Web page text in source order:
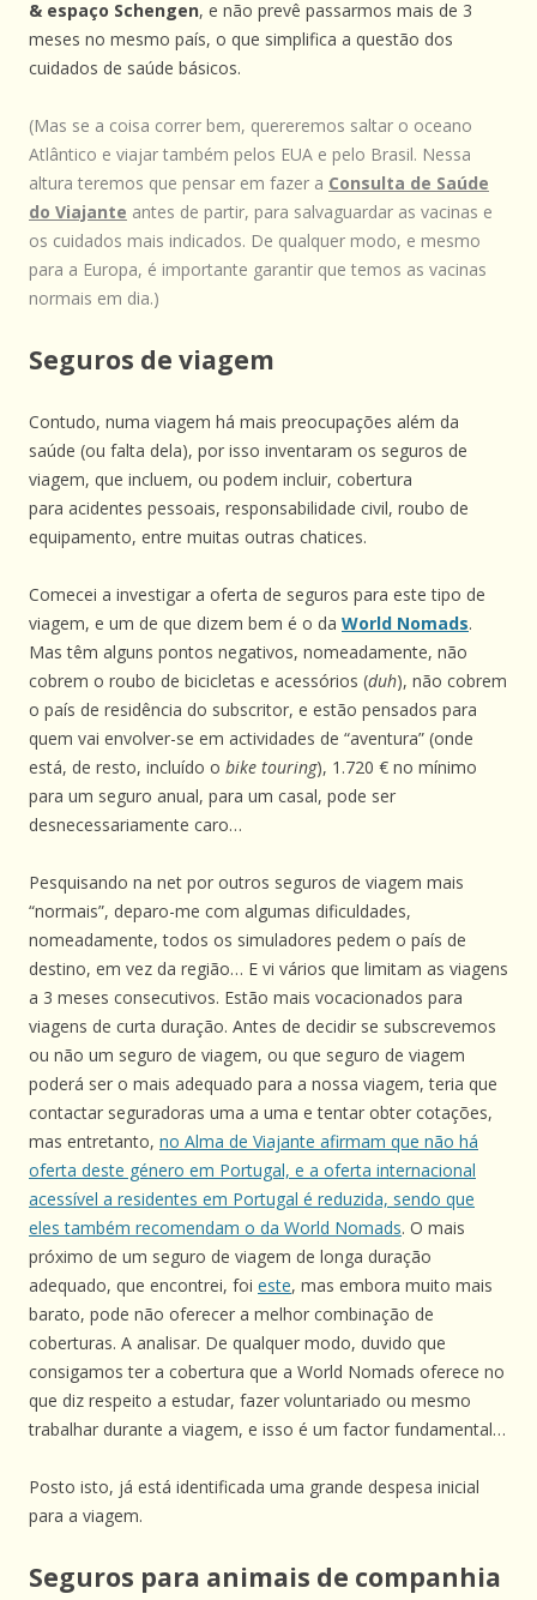
& espaço Schengen, e não prevê passarmos mais de 3
meses no mesmo país, o que simplifica a questão dos
cuidados de saúde básicos.
(Mas se a coisa correr bem, quereremos saltar o oceano
Atlântico e viajar também pelos EUA e pelo Brasil. Nessa
altura teremos que pensar em fazer a Consulta de Saúde
do Viajante antes de partir, para salvaguardar as vacinas e
os cuidados mais indicados. De qualquer modo, e mesmo
para a Europa, é importante garantir que temos as vacinas
normais em dia.)
Seguros de viagem
Contudo, numa viagem há mais preocupações além da
saúde (ou falta dela), por isso inventaram os seguros de
viagem, que incluem, ou podem incluir, cobertura
para acidentes pessoais, responsabilidade civil, roubo de
equipamento, entre muitas outras chatices.
Comecei a investigar a oferta de seguros para este tipo de
viagem, e um de que dizem bem é o da World Nomads.
Mas têm alguns pontos negativos, nomeadamente, não
cobrem o roubo de bicicletas e acessórios (duh), não cobrem
o país de residência do subscritor, e estão pensados para
quem vai envolver-se em actividades de “aventura” (onde
está, de resto, incluído o bike touring), 1.720 € no mínimo
para um seguro anual, para um casal, pode ser
desnecessariamente caro…
Pesquisando na net por outros seguros de viagem mais
“normais”, deparo-me com algumas dificuldades,
nomeadamente, todos os simuladores pedem o país de
destino, em vez da região… E vi vários que limitam as viagens
a 3 meses consecutivos. Estão mais vocacionados para
viagens de curta duração. Antes de decidir se subscrevemos
ou não um seguro de viagem, ou que seguro de viagem
poderá ser o mais adequado para a nossa viagem, teria que
contactar seguradoras uma a uma e tentar obter cotações,
mas entretanto, no Alma de Viajante afirmam que não há
oferta deste género em Portugal, e a oferta internacional
acessível a residentes em Portugal é reduzida, sendo que
eles também recomendam o da World Nomads. O mais
próximo de um seguro de viagem de longa duração
adequado, que encontrei, foi este, mas embora muito mais
barato, pode não oferecer a melhor combinação de
coberturas. A analisar. De qualquer modo, duvido que
consigamos ter a cobertura que a World Nomads oferece no
que diz respeito a estudar, fazer voluntariado ou mesmo
trabalhar durante a viagem, e isso é um factor fundamental…
Posto isto, já está identificada uma grande despesa inicial
para a viagem.
Seguros para animais de companhia